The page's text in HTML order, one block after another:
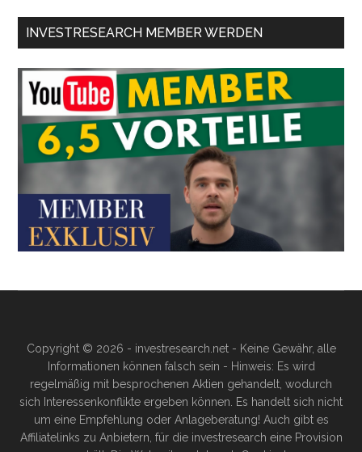
INVESTRESEARCH MEMBER WERDEN
Copyright © 2026 - investresearch.net - Keine Gewähr, alle
Informationen können falsch sein - Hinweis: Es wird
regelmäßig mit besprochenen Aktien gehandelt, wodurch
sich Interessenkonflikte ergeben können. Es handelt sich nicht
um eine Empfehlung oder Anlageberatung! Auch gibt es
Affiliatelinks zu Anbietern, für die investresearch eine Provision